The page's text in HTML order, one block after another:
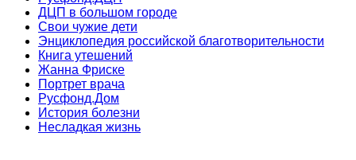
ДЦП в большом городе
Свои чужие дети
Энциклопедия российской благотворительности
Книга утешений
Жанна Фриске
Портрет врача
Русфонд.Дом
История болезни
Несладкая жизнь